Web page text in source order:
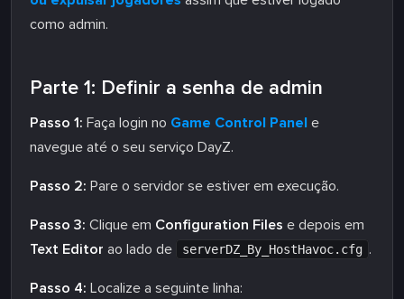
como admin.
Parte 1: Definir a senha de admin
Passo 1: Faça login no Game Control Panel e
navegue até o seu serviço DayZ.
Passo 2: Pare o servidor se estiver em execução.
Passo 3: Clique em Configuration Files e depois em
Text Editor ao lado de serverDZ_By_HostHavoc.cfg .
Passo 4: Localize a seguinte linha: